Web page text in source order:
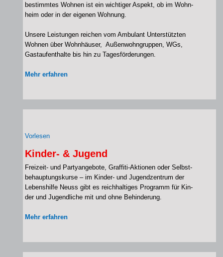
be­stimm­tes Woh­nen ist ein wich­ti­ger Aspekt, ob im Wohn­
heim oder in der eige­nen Woh­nung.
Unse­re Leis­tun­gen rei­chen vom Ambu­lant Unter­stütz­ten
Woh­nen über Wohn­häu­ser, Außen­wohn­grup­pen, WGs,
Gast­auf­ent­hal­te bis hin zu Tages­för­de­run­gen.
Mehr erfah­ren
Vor­le­sen
Kinder- & Jugend
Freizeit- und Par­ty­ange­bo­te, Graffiti-Aktionen oder Selbst­
be­haup­tungs­kur­se – im Kinder- und Jugend­zen­trum der
Lebens­hil­fe Neuss gibt es reich­hal­ti­ges Pro­gramm für Kin­
der und Jugend­li­che mit und ohne Behin­de­rung.
Mehr erfah­ren